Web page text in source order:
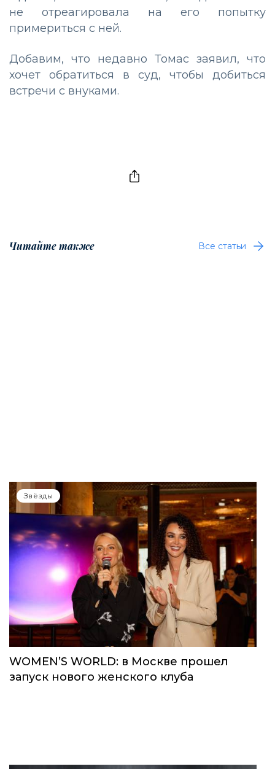
не отреагировала на его попытку
примериться с ней.
Добавим, что недавно Томас заявил, что
хочет обратиться в суд, чтобы добиться
встречи с внуками.
Читайте также Все статьи
Звёзды
WOMEN’S WORLD: в Москве прошел
запуск нового женского клуба